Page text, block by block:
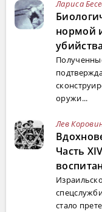
Лариса
нормой
оружи...
Лев
Часть
стало